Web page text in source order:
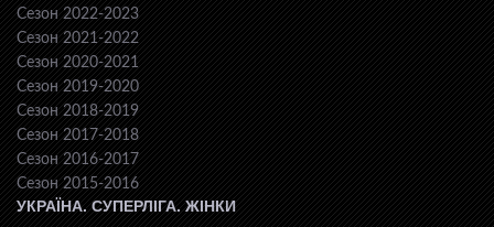
Сезон 2022-2023
Сезон 2021-2022
Сезон 2020-2021
Сезон 2019-2020
Сезон 2018-2019
Сезон 2017-2018
Сезон 2016-2017
Сезон 2015-2016
УКРАЇНА. СУПЕРЛІГА. ЖІНКИ